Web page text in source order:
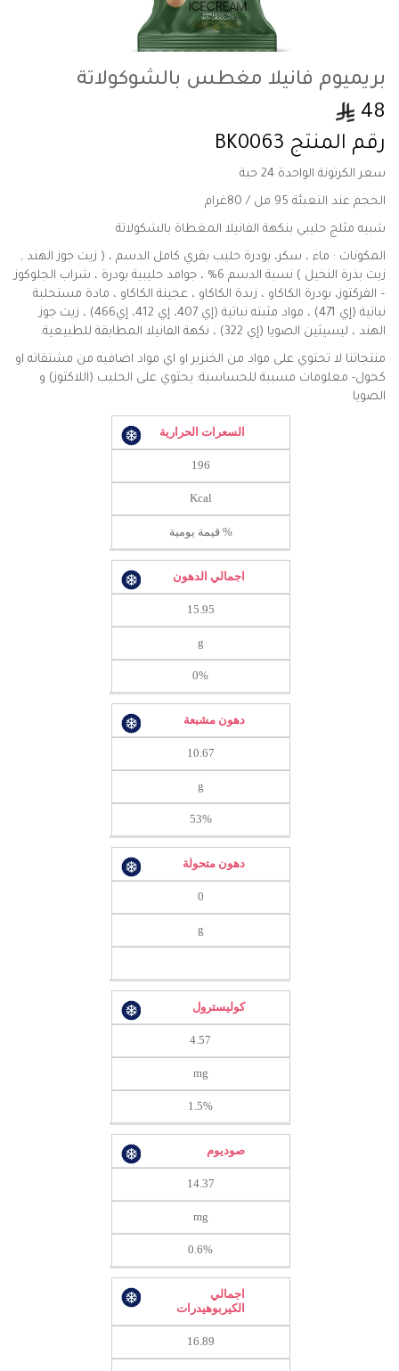
بريميوم فانيلا مغطس بالشوكولاتة
48
رقم المنتج BK0063
سعر الكرتونة الواحدة 24 حبة
الحجم عند التعبئة 95 مل / 80غرام
شبيه مثلج حليبي بنكهة الفانيلا المغطاة بالشكولاتة
المكونات : ماء ، سكر، بودرة حليب بقري كامل الدسم ، ( زيت جوز الهند ,
زيت بذرة النخيل ) نسبة الدسم 6% ، جوامد حليبية بودرة ، شراب الجلوكوز
– الفركتوز، بودرة الكاكاو ، زبدة الكاكاو ، عجينة الكاكاو ، مادة مستحلبة
نباتية (إي 471) ، مواد مثبته نباتية (إي 407، إي 412، إي466) ، زيت جوز
الهند ، ليسيثين الصويا (إي 322) ، نكهة الفانيلا المطابقة للطبيعية.
منتجاتنا لا تحتوي على مواد من الخنزير او اي مواد اضافيه من مشتقاته او
كحول- معلومات مسببة للحساسية: يحتوي على الحليب (اللاكتوز) و
الصويا
السعرات الحرارية
196
Kcal
% قيمة يومية
اجمالي الدهون
15.95
g
0%
دهون مشبعة
10.67
g
53%
دهون متحولة
0
g
كوليسترول
4.57
mg
1.5%
صوديوم
14.37
mg
0.6%
اجمالي
الكيربوهيدرات
16.89